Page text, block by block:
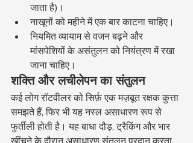
जाता है)।
नाखूनों को महीने में एक बार काटना चाहिए।
नियमित व्यायाम से वजन बढ़ने और
मांसपेशियों के असंतुलन को नियंत्रण में रखा
जाना चाहिए।
शक्ति और लचीलेपन का संतुलन
कई लोग रॉटवीलर को सिर्फ़ एक मज़बूत रक्षक कुत्ता
समझते हैं, फिर भी यह नस्ल असाधारण रूप से
फुर्तीली होती है। यह बाधा दौड़, ट्रैकिंग और भार
खींचने के दौरान असाधारण संतुलन प्रदान करता